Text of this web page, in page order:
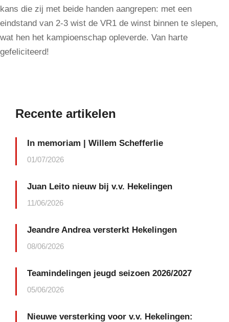
kans die zij met beide handen aangrepen: met een
eindstand van 2-3 wist de VR1 de winst binnen te slepen,
wat hen het kampioenschap opleverde. Van harte
gefeliciteerd!
Recente artikelen
In memoriam | Willem Schefferlie
01/07/2026
Juan Leito nieuw bij v.v. Hekelingen
11/06/2026
Jeandre Andrea versterkt Hekelingen
08/06/2026
Teamindelingen jeugd seizoen 2026/2027
05/06/2026
Nieuwe versterking voor v.v. Hekelingen: